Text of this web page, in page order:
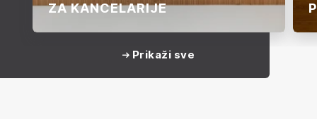
ZA KANCELARIJE
Prikaži sve